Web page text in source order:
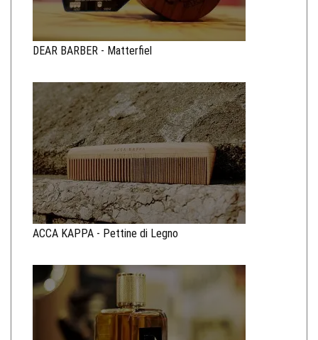
DEAR BARBER - Matterfiel
ACCA KAPPA - Pettine di Legno